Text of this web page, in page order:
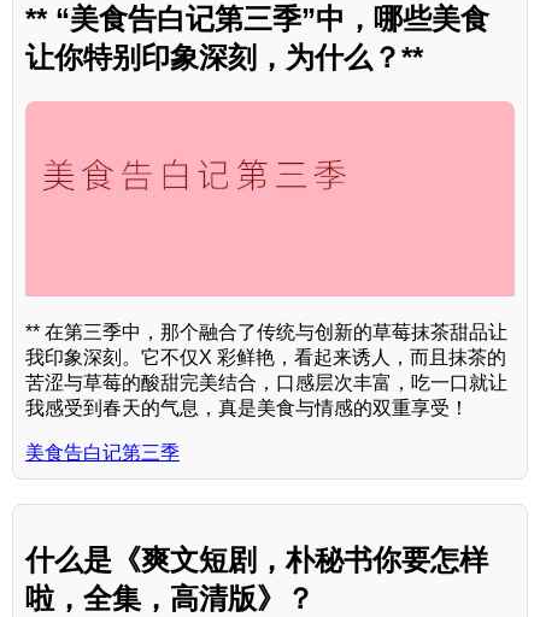
** “美食告白记第三季”中，哪些美食
让你特别印象深刻，为什么？**
** 在第三季中，那个融合了传统与创新的草莓抹茶甜品让
我印象深刻。它不仅X 彩鲜艳，看起来诱人，而且抹茶的
苦涩与草莓的酸甜完美结合，口感层次丰富，吃一口就让
我感受到春天的气息，真是美食与情感的双重享受！
美食告白记第三季
什么是《爽文短剧，朴秘书你要怎样
啦，全集，高清版》？